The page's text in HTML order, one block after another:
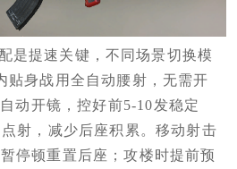
是提速关键，不同场景切换模
贴身战用全自动腰射，无需开
动开镜，控好前5-10发稳定
射，减少后座积累。移动射击
停顿重置后座；攻楼时提前预